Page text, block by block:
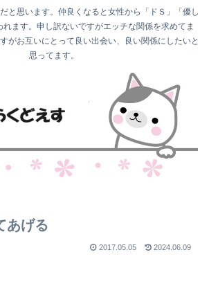
と思います。仲良くなると女性から「ドＳ」「優し
ます。申し訳ないですがエッチな関係を求めてま
がお互いにとって良い出会い、良い関係にしたいと
思ってます。
あげる
2017.05.05 2024.06.09